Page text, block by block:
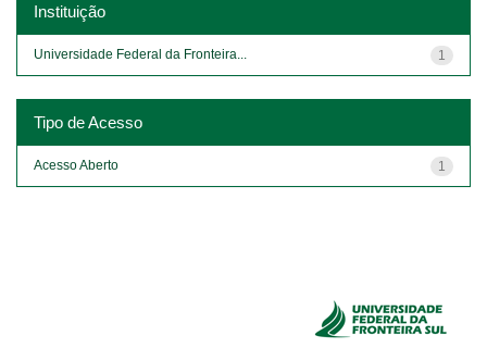
Instituição
1
Universidade Federal da Fronteira...
Tipo de Acesso
1
Acesso Aberto